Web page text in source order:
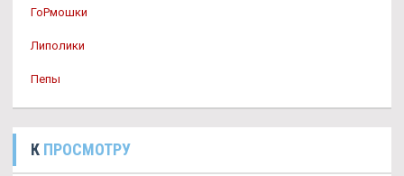
ГоРмошки
Липолики
Пепы
К ПРОСМОТРУ